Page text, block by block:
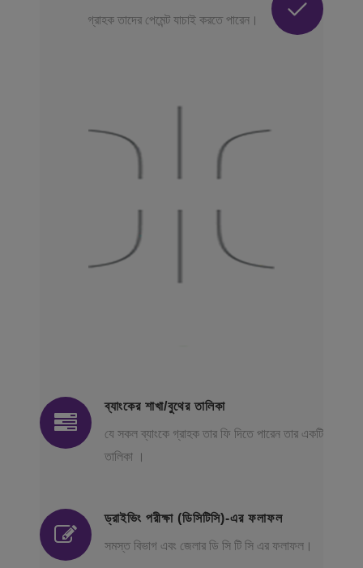
গ্রাহক তাদের পেমেন্ট যাচাই করতে পারেন।
ব্যাংকের শাখা/বুথের তালিকা
যে সকল ব্যাংকে গ্রাহক তার ফি দিতে পারেন তার একটি
তালিকা ।
ড্রাইভিং পরীক্ষা (ডিসিটিসি)-এর ফলাফল
সমস্ত বিভাগ এবং জেলার ডি সি টি সি এর ফলাফল।